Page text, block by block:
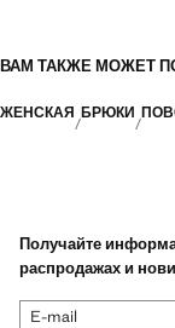
ВАМ ТАКЖЕ МОЖЕТ
ЖЕНСКАЯ БРЮКИ
Получайте
распродажах и
E-mail